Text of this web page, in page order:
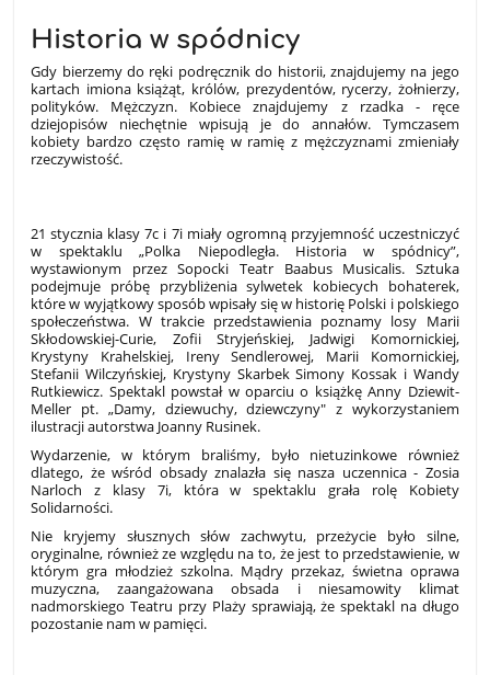
Historia w spódnicy
Gdy bierzemy do ręki podręcznik do historii, znajdujemy na jego
kartach imiona książąt, królów, prezydentów, rycerzy, żołnierzy,
polityków. Mężczyzn. Kobiece znajdujemy z rzadka - ręce
dziejopisów niechętnie wpisują je do annałów. Tymczasem
kobiety bardzo często ramię w ramię z mężczyznami zmieniały
rzeczywistość.
21 stycznia klasy 7c i 7i miały ogromną przyjemność uczestniczyć
w spektaklu „Polka Niepodległa. Historia w spódnicy”,
wystawionym przez Sopocki Teatr Baabus Musicalis. Sztuka
podejmuje próbę przybliżenia sylwetek kobiecych bohaterek,
które w wyjątkowy sposób wpisały się w historię Polski i polskiego
społeczeństwa. W trakcie przedstawienia poznamy losy Marii
Skłodowskiej-Curie, Zofii Stryjeńskiej, Jadwigi Komornickiej,
Krystyny Krahelskiej, Ireny Sendlerowej, Marii Komornickiej,
Stefanii Wilczyńskiej, Krystyny Skarbek Simony Kossak i Wandy
Rutkiewicz. Spektakl powstał w oparciu o książkę Anny Dziewit-
Meller pt. „Damy, dziewuchy, dziewczyny" z wykorzystaniem
ilustracji autorstwa Joanny Rusinek.
Wydarzenie, w którym braliśmy, było nietuzinkowe również
dlatego, że wśród obsady znalazła się nasza uczennica - Zosia
Narloch z klasy 7i, która w spektaklu grała rolę Kobiety
Solidarności.
Nie kryjemy słusznych słów zachwytu, przeżycie było silne,
oryginalne, również ze względu na to, że jest to przedstawienie, w
którym gra młodzież szkolna. Mądry przekaz, świetna oprawa
muzyczna, zaangażowana obsada i niesamowity klimat
nadmorskiego Teatru przy Plaży sprawiają, że spektakl na długo
pozostanie nam w pamięci.